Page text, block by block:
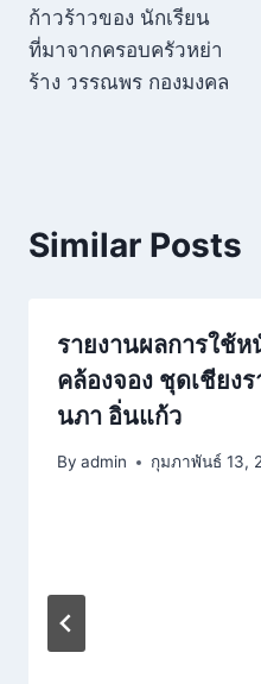
ก้าวร้าวของ นักเรียน
ที่มาจากครอบครัวหย่า
ร้าง วรรณพร กองมงคล
Similar Posts
รายงานผลการใช้
คล้องจอง ชุดเชียง
นภา อิ่นแก้ว
By admin กุมภาพันธ์ 13,